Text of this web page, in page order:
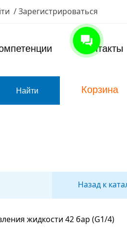
/Зарегистрироваться
Контакты
Корзина
Назад к